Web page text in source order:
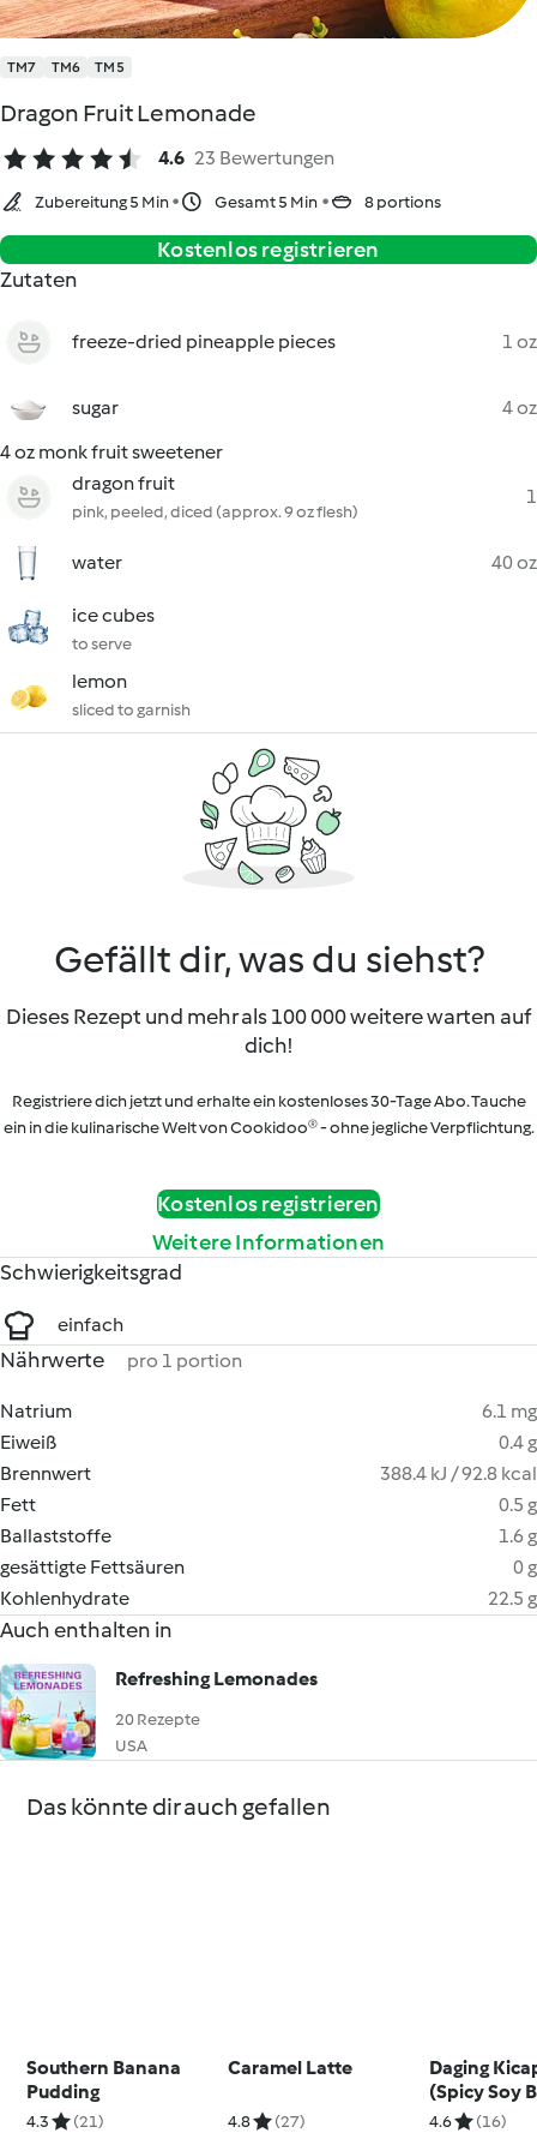
TM7 TM6 TM5
Dragon Fruit Lemonade
4.6 23 Bewertungen
Zubereitung 5 Min Gesamt 5 Min 8 portions
Kostenlos registrieren
Zutaten
freeze-dried pineapple pieces 1 oz
sugar
4 oz
4 oz monk fruit sweetener
dragon fruit
pink, peeled, diced (approx. 9 oz flesh)
1
water 40 oz
ice cubes
to serve
lemon
sliced to garnish
Gefällt dir, was du siehst?
Dieses Rezept und mehr als 100 000 weitere warten auf
dich!
Registriere dich jetzt und erhalte ein kostenloses 30-Tage Abo. Tauche
ein in die kulinarische Welt von Cookidoo® - ohne jegliche Verpflichtung.
Kostenlos registrieren
Weitere Informationen
Schwierigkeitsgrad
einfach
Nährwerte pro 1 portion
Natrium
6.1 mg
Eiweiß
0.4 g
Brennwert
388.4 kJ / 92.8 kcal
Fett
0.5 g
Ballaststoffe
1.6 g
gesättigte Fettsäuren
0 g
Kohlenhydrate
22.5 g
Auch enthalten in
Refreshing Lemonades
20 Rezepte
USA
Das könnte dir auch gefallen
Southern Banana
Pudding
4.3 (21)
Caramel Latte
4.8 (27)
Daging
(Spicy Soy
4.6 (16)